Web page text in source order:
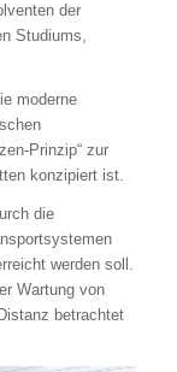
der
Studiums,
moderne
Prinzip“ zur
konzipiert ist.
die
werden soll.
Wartung von
betrachtet